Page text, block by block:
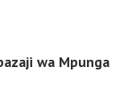
wa Mpunga